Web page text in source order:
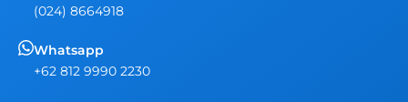
(024) 8664918
Whatsapp
+62 812 9990 2230